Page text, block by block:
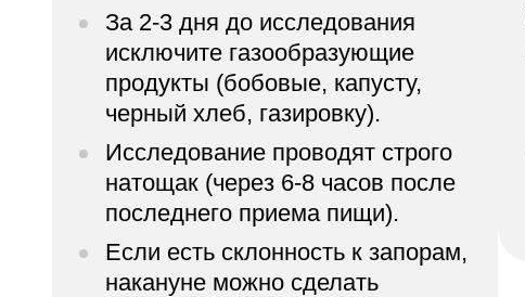
За 2-3 дня до исследования
исключите газообразующие
продукты (бобовые, капусту,
черный хлеб, газировку).
Исследование проводят строго
натощак (через 6-8 часов после
последнего приема пищи).
Если есть склонность к запорам,
накануне можно сделать